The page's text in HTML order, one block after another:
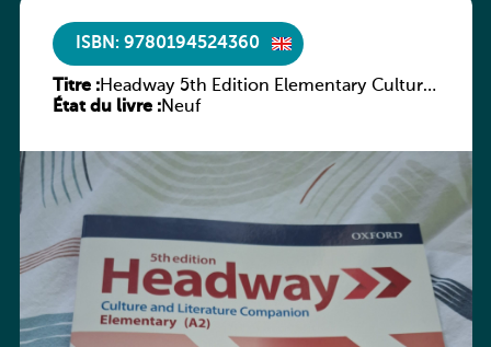
ISBN: 9780194524360
Titre :Headway 5th Edition Elementary Culture
and Literature Companion
État du livre :Neuf